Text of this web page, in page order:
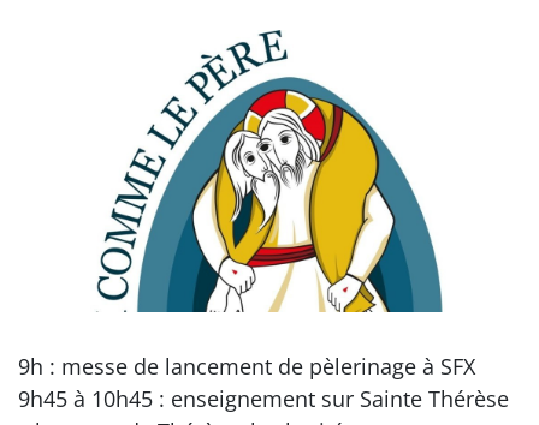
9h : messe de lancement de pèlerinage à SFX
9h45 à 10h45 : enseignement sur Sainte Thérèse